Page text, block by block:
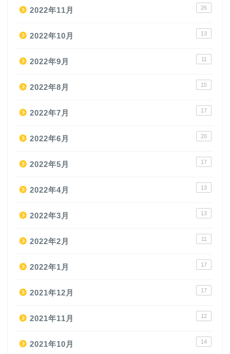
2022年11月 26
2022年10月 13
2022年9月 11
2022年8月 15
2022年7月 17
2022年6月 20
2022年5月 17
2022年4月 13
2022年3月 13
2022年2月 11
2022年1月 17
2021年12月 17
2021年11月 12
2021年10月 14